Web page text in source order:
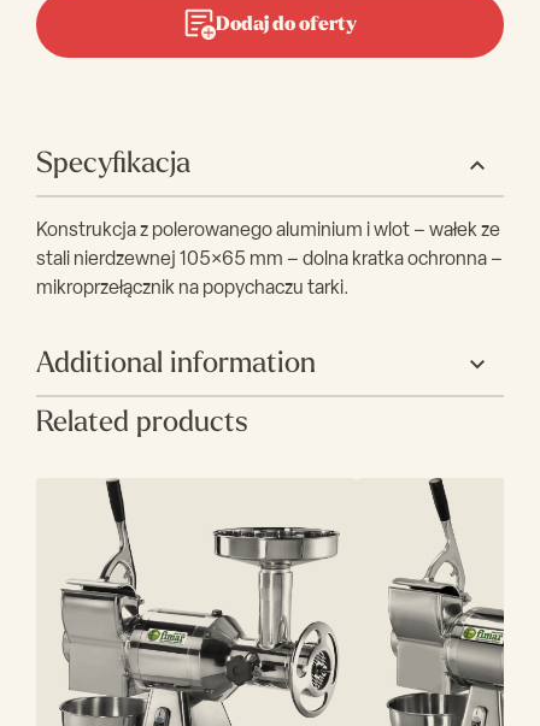
Dodaj do oferty
Specyfikacja
Konstrukcja z polerowanego aluminium i wlot – wałek ze
stali nierdzewnej 105×65 mm – dolna kratka ochronna –
mikroprzełącznik na popychaczu tarki.
Additional information
Producent Fimar
Wysokość (mm)
Waga (kg) 8
Napięcie zasilania 230 V
Moc elektryczna
(W)
370
Głębokość (mm) 250
Related products